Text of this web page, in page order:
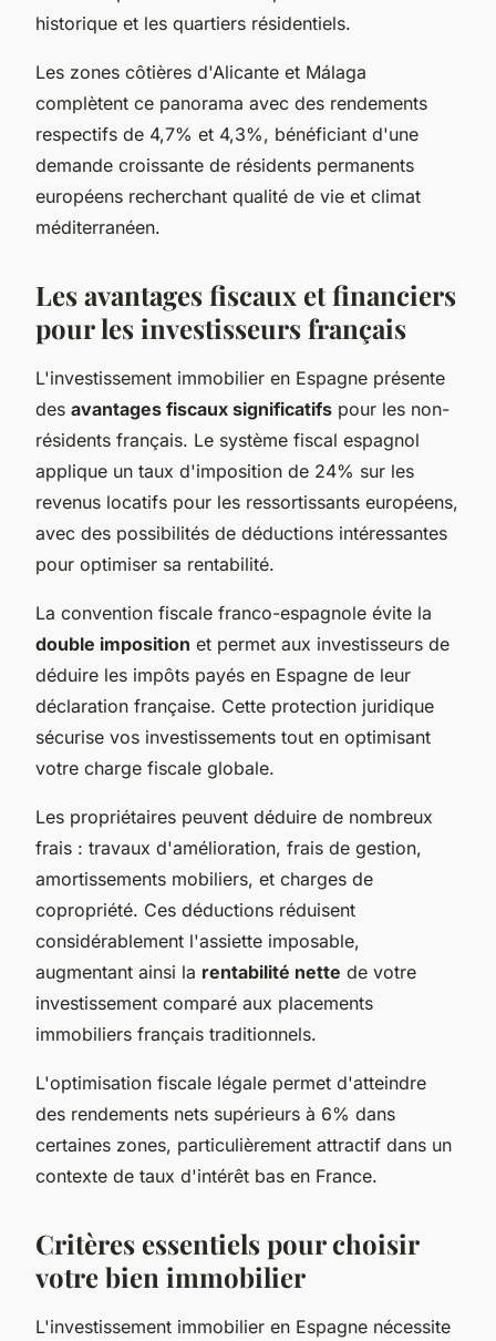
historique et les quartiers résidentiels.
Les zones côtières d'Alicante et Málaga
complètent ce panorama avec des rendements
respectifs de 4,7% et 4,3%, bénéficiant d'une
demande croissante de résidents permanents
européens recherchant qualité de vie et climat
méditerranéen.
Les avantages fiscaux et financiers
pour les investisseurs français
L'investissement immobilier en Espagne présente
des avantages fiscaux significatifs pour les non-
résidents français. Le système fiscal espagnol
applique un taux d'imposition de 24% sur les
revenus locatifs pour les ressortissants européens,
avec des possibilités de déductions intéressantes
pour optimiser sa rentabilité.
La convention fiscale franco-espagnole évite la
double imposition et permet aux investisseurs de
déduire les impôts payés en Espagne de leur
déclaration française. Cette protection juridique
sécurise vos investissements tout en optimisant
votre charge fiscale globale.
Les propriétaires peuvent déduire de nombreux
frais : travaux d'amélioration, frais de gestion,
amortissements mobiliers, et charges de
copropriété. Ces déductions réduisent
considérablement l'assiette imposable,
augmentant ainsi la rentabilité nette de votre
investissement comparé aux placements
immobiliers français traditionnels.
L'optimisation fiscale légale permet d'atteindre
des rendements nets supérieurs à 6% dans
certaines zones, particulièrement attractif dans un
contexte de taux d'intérêt bas en France.
Critères essentiels pour choisir
votre bien immobilier
L'investissement immobilier en Espagne nécessite